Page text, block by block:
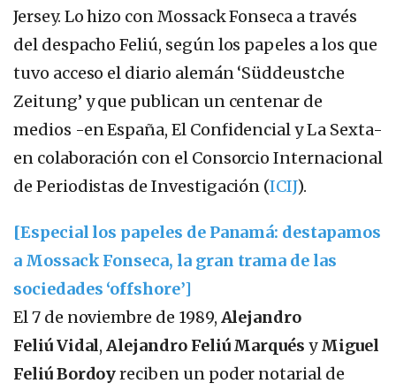
Jersey. Lo hizo con Mossack Fonseca a través
del despacho Feliú, según los papeles a los que
tuvo acceso el diario alemán ‘Süddeustche
Zeitung’ y que publican un centenar de
medios -en España, El Confidencial y La Sexta-
en colaboración con el Consorcio Internacional
de Periodistas de Investigación (ICIJ).
[Especial los papeles de Panamá: destapamos
a Mossack Fonseca, la gran trama de las
sociedades ‘offshore’]
El 7 de noviembre de 1989, Alejandro
Feliú Vidal,Alejandro Feliú Marqués yMiguel
Feliú Bordoyreciben un poder notarial de